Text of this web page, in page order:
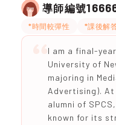
導師編號
*時間較彈性 *課後解
I am a final-
University of
majoring in
Advertising). At
alumni of
known for its